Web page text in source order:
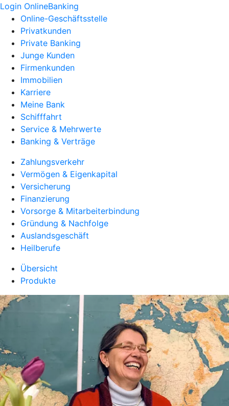
Login OnlineBanking
Online-Geschäftsstelle
Privatkunden
Private Banking
Junge Kunden
Firmenkunden
Immobilien
Karriere
Meine Bank
Schifffahrt
Service & Mehrwerte
Banking & Verträge
Zahlungsverkehr
Vermögen & Eigenkapital
Versicherung
Finanzierung
Vorsorge & Mitarbeiterbindung
Gründung & Nachfolge
Auslandsgeschäft
Heilberufe
Übersicht
Produkte